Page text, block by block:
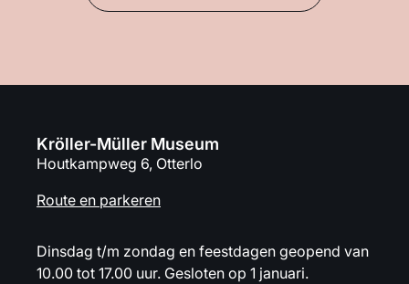
Kröller-Müller Museum
Houtkampweg 6, Otterlo
Route en parkeren
Dinsdag t/m zondag en feestdagen geopend van
10.00 tot 17.00 uur. Gesloten op 1 januari.